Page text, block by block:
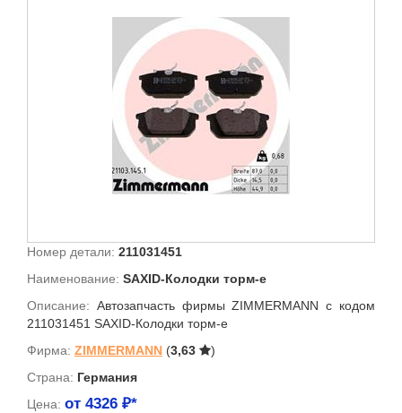
Номер детали: 211031451
Наименование: SAXID-Колодки торм-е
Описание: Автозапчасть фирмы ZIMMERMANN с кодом
211031451 SAXID-Колодки торм-е
Фирма: ZIMMERMANN (3,63
)
Страна: Германия
Цена: от 4326 ₽*